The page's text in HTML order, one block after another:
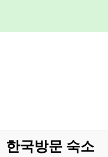
한국방문 숙소